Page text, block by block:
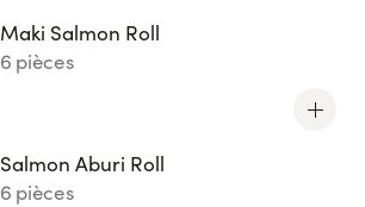
Maki Salmon Roll
6 pièces
Salmon Aburi Roll
6 pièces